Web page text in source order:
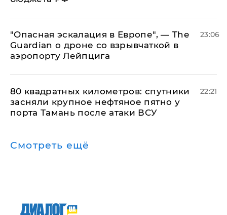
"Опасная эскалация в Европе", — The
Guardian о дроне со взрывчаткой в
аэропорту Лейпцига
23:06
80 квадратных километров: спутники
засняли крупное нефтяное пятно у
порта Тамань после атаки ВСУ
22:21
Смотреть ещё